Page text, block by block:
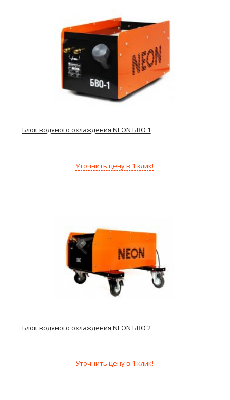
Блок водяного охлаждения NEON БВО 1
Уточнить цену в 1 клик!
Блок водяного охлаждения NEON БВО 2
Уточнить цену в 1 клик!